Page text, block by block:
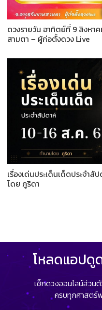
ดวงรายวัน อาทิตย์ที่ 9 สิงหา
สามตา – ผู้ก่อตั้งดวง Live
เรื่องเด่นประเด็นเด็ดประจำ
โดย ภูริดา
โหลดแอปดู
เช็กดวงออนไลน์ส่วน
ครบทุกศาสตร์